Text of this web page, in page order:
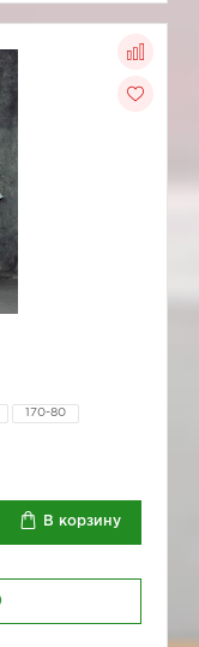
170-80
В корзину